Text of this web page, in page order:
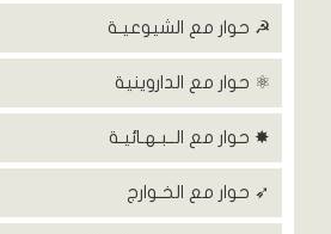
☭ حوار مع الشيوعيـة
⚛ حوار مع الداروينية
✸ حوار مع الــبـهـائيـة
➶ حوار مع الخـوارج